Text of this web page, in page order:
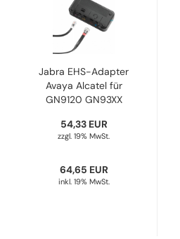
Jabra EHS-Adapter
Avaya Alcatel für
GN9120 GN93XX
GO6470 DHSG 14201-
20
54,33 EUR
zzgl. 19% MwSt.
64,65 EUR
inkl. 19% MwSt.